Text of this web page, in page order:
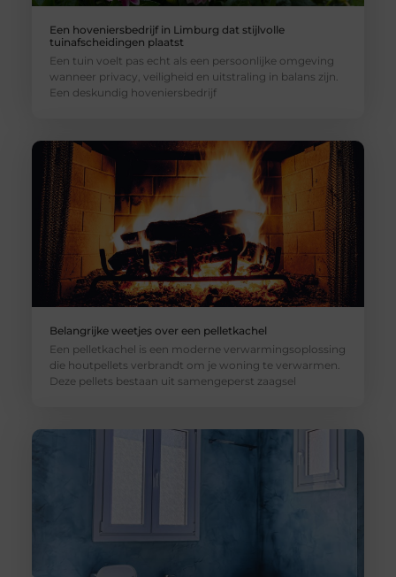
Een hoveniersbedrijf in Limburg dat stijlvolle
tuinafscheidingen plaatst
Een tuin voelt pas echt als een persoonlijke omgeving
wanneer privacy, veiligheid en uitstraling in balans zijn.
Een deskundig hoveniersbedrijf
Belangrijke weetjes over een pelletkachel
Een pelletkachel is een moderne verwarmingsoplossing
die houtpellets verbrandt om je woning te verwarmen.
Deze pellets bestaan uit samengeperst zaagsel